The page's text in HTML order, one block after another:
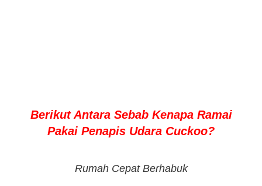
Berikut Antara Sebab Kenapa Ramai
Pakai Penapis Udara Cuckoo?
Rumah Cepat Berhabuk